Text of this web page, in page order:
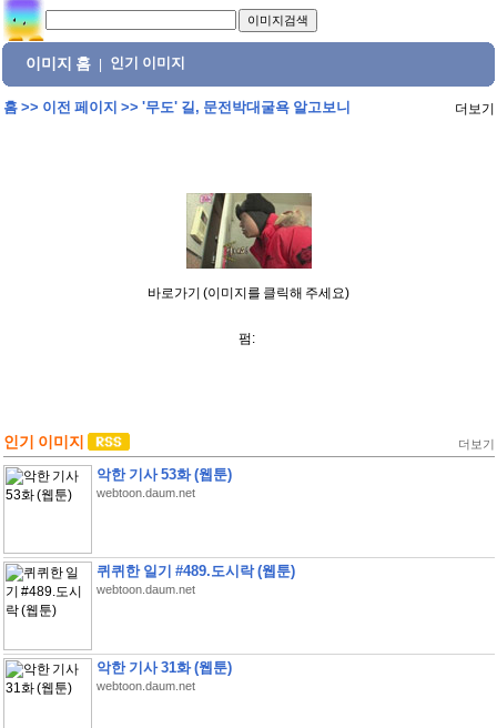
이미지 홈 인기 이미지
홈>> 이전 페이지 >> '무도' 길, 문전박대굴욕 알고보니 더보기
바로가기 (이미지를 클릭해 주세요)
펌:
인기 이미지 더보기
악한 기사 53화 (웹툰)
webtoon.daum.net
퀴퀴한 일기 #489.도시락 (웹툰)
webtoon.daum.net
악한 기사 31화 (웹툰)
webtoon.daum.net